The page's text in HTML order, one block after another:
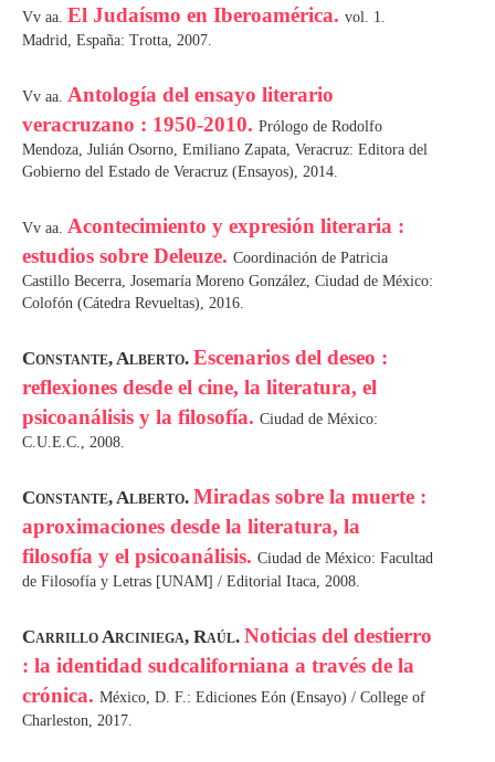
Vv aa. El Judaísmo en Iberoamérica. vol. 1.
Madrid, España: Trotta, 2007.
Vv aa. Antología del ensayo literario
veracruzano : 1950-2010. Prólogo de Rodolfo
Mendoza, Julián Osorno, Emiliano Zapata, Veracruz: Editora del
Gobierno del Estado de Veracruz (Ensayos), 2014.
Vv aa. Acontecimiento y expresión literaria :
estudios sobre Deleuze. Coordinación de Patricia
Castillo Becerra, Josemaría Moreno González, Ciudad de México:
Colofón (Cátedra Revueltas), 2016.
Constante, Alberto. Escenarios del deseo :
reflexiones desde el cine, la literatura, el
psicoanálisis y la filosofía. Ciudad de México:
C.U.E.C., 2008.
Constante, Alberto. Miradas sobre la muerte :
aproximaciones desde la literatura, la
filosofía y el psicoanálisis. Ciudad de México: Facultad
de Filosofía y Letras [UNAM] / Editorial Itaca, 2008.
Carrillo Arciniega, Raúl. Noticias del destierro
: la identidad sudcaliforniana a través de la
crónica. México, D. F.: Ediciones Eón (Ensayo) / College of
Charleston, 2017.